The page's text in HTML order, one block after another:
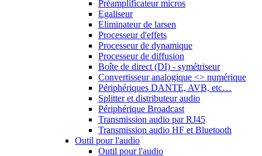
Préamplificateur micros
Egaliseur
Eliminateur de larsen
Processeur d'effets
Processeur de dynamique
Processeur de diffusion
Boîte de direct (DI) - symétriseur
Convertisseur analogique <> numérique
Périphériques DANTE, AVB, etc…
Splitter et distributeur audio
Périphérique Broadcast
Transmission audio par RJ45
Transmission audio HF et Bluetooth
Outil pour l'audio
Outil pour l'audio